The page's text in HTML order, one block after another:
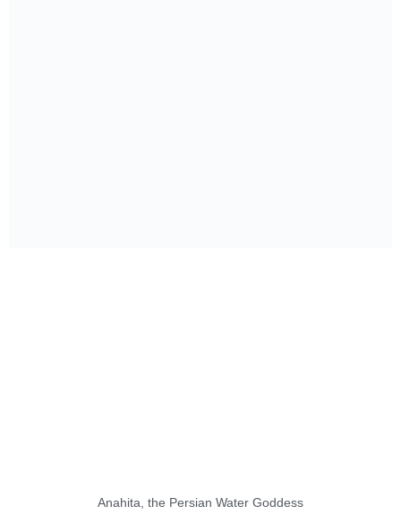
Anahita, the Persian Water Goddess